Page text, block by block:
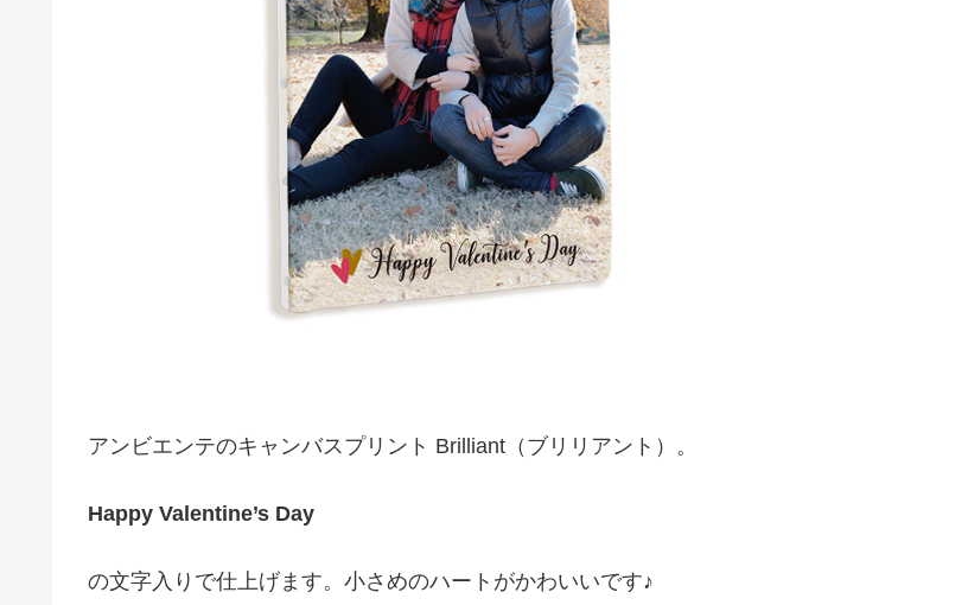
アンビエンテのキャンバスプリント Brilliant（ブリリアント）。
Happy Valentine’s Day
の文字入りで仕上げます。小さめのハートがかわいいです♪